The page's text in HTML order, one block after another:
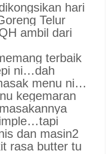
hari
Telur
ambil dari
terbaik
ni…dah
menu ni…
kegemaran
dan masin2
rasa butter tu